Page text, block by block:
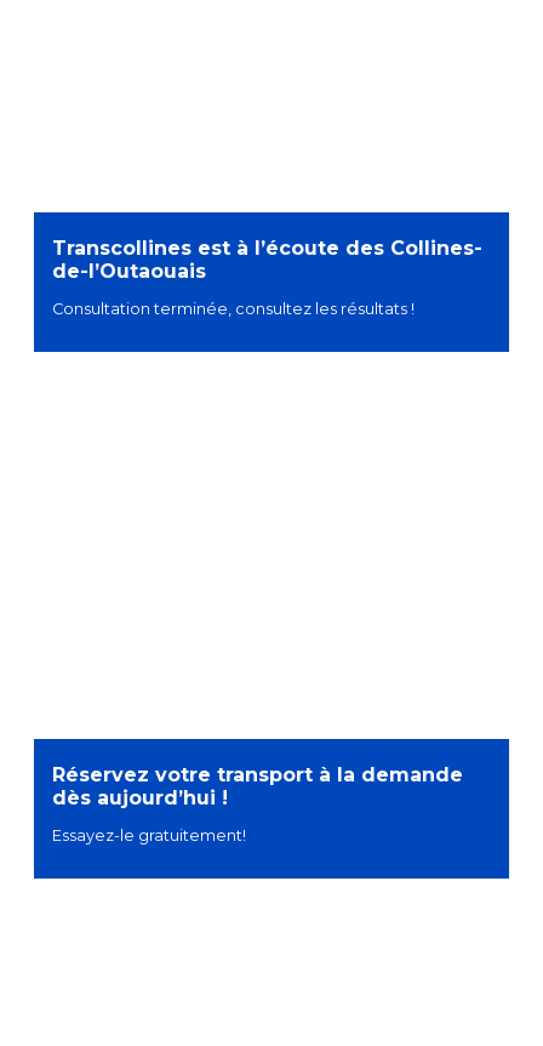
Transcollines est à l’écoute des Collines-
de-l’Outaouais
Consultation terminée, consultez les résultats !
Réservez votre transport à la demande
dès aujourd’hui !
Essayez-le gratuitement!